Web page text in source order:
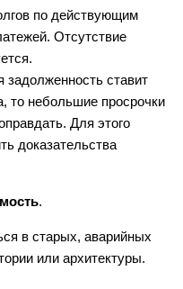
по действующим
Отсутствие
задолженность ставит
то небольшие просрочки
Для этого
доказательства
.
в старых, аварийных
или архитектуры.